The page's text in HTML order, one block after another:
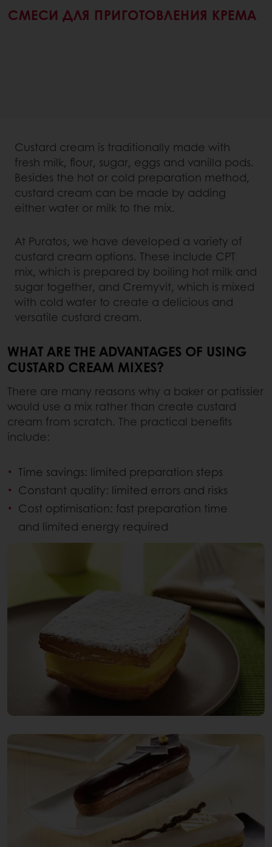
СМЕСИ ДЛЯ ПРИГОТОВЛЕНИЯ КРЕМА
Custard cream is traditionally made with
fresh milk, flour, sugar, eggs and vanilla pods.
Besides the hot or cold preparation method,
custard cream can be made by adding
either water or milk to the mix.
At Puratos, we have developed a variety of
custard cream options. These include CPT
mix, which is prepared by boiling hot milk and
sugar together, and Cremyvit, which is mixed
with cold water to create a delicious and
versatile custard cream.
WHAT ARE THE ADVANTAGES OF USING
CUSTARD CREAM MIXES?
There are many reasons why a baker or patissier
would use a mix rather than create custard
cream from scratch. The practical benefits
include:
Time savings: limited preparation steps
Constant quality: limited errors and risks
Cost optimisation: fast preparation time
and limited energy required